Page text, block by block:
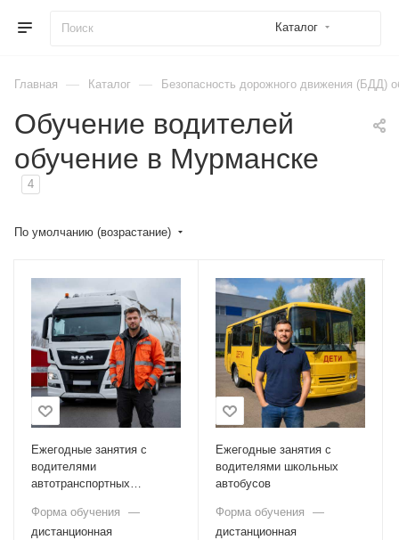
Каталог
Главная — Каталог — Безопасность дорожного движения (БДД)
Обучение водителей
обучение в Мурманске
4
По умолчанию (возрастание)
Ежегодные занятия с
водителями
автотранспортных
Форма обучения
—
дистанционная
Ежегодные занятия с
водителями школьных
автобусов
Форма обучения
—
дистанционная